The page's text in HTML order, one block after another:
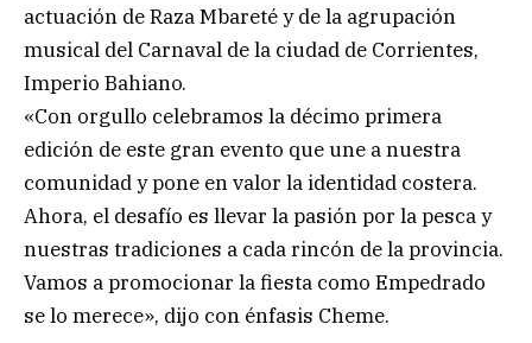
actuación de Raza Mbareté y de la agrupación
musical del Carnaval de la ciudad de Corrientes,
Imperio Bahiano.
«Con orgullo celebramos la décimo primera
edición de este gran evento que une a nuestra
comunidad y pone en valor la identidad costera.
Ahora, el desafío es llevar la pasión por la pesca y
nuestras tradiciones a cada rincón de la provincia.
Vamos a promocionar la fiesta como Empedrado
se lo merece», dijo con énfasis Cheme.